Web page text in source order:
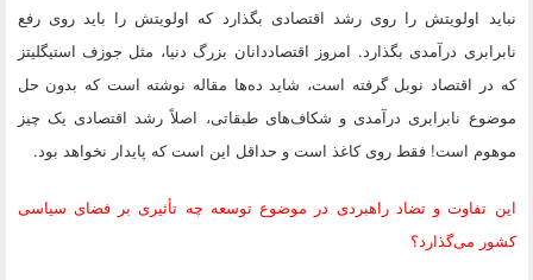
نباید اولویتش را روی رشد اقتصادی بگذارد که اولویتش را باید روی رفع
نابرابری درآمدی بگذارد. امروز اقتصاددانان بزرگ دنیا، مثل جوزف استیگلیتز
که در اقتصاد نوبل گرفته است، شاید ده‌ها مقاله نوشته است که بدون حل
موضوع نابرابری درآمدی و شکاف‌های طبقاتی، اصلاً رشد اقتصادی یک چیز
موهوم است! فقط روی کاغذ است و حداقل این است که پایدار نخواهد بود.
این تفاوت و تضاد راهبردی در موضوع توسعه چه تأثیری بر فضای سیاسی
کشور می‌گذارد؟